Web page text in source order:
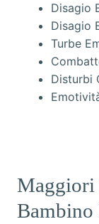
Disagio
Disagio
Turbe
Disturbi
Maggiori